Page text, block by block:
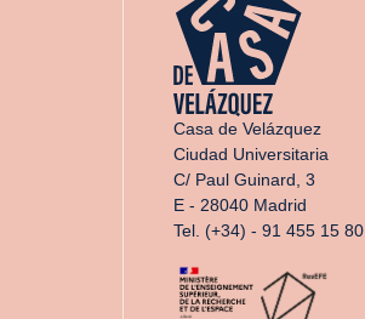
Casa de Velázquez
Ciudad Universitaria
C/ Paul Guinard, 3
E - 28040 Madrid
Tel. (+34) - 91 455 15 80